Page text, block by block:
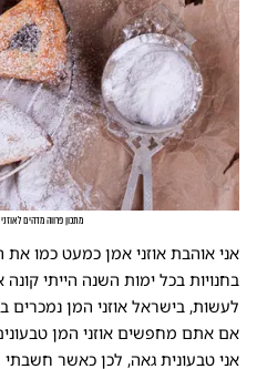
מתכון פרווה מדהים
אני אוהבת אוזני אמן כמעט כמו
בחנויות בכל ימות השנה הייתי
לעשות, בישראל אוזני המן נמכרים
אם אתם מחפשים אוזני המן
אני טבעונית גאה, לכן כאשר